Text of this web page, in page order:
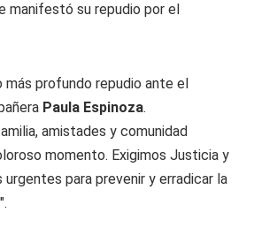
manifestó su repudio por el
más profundo repudio ante el
Paula Espinoza.
amistades y comunidad
momento. Exigimos Justicia y
para prevenir y erradicar la
".